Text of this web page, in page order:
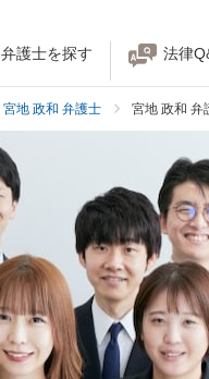
弁護士を探す 法律
宮地 政和 弁護士 宮地 政和 弁